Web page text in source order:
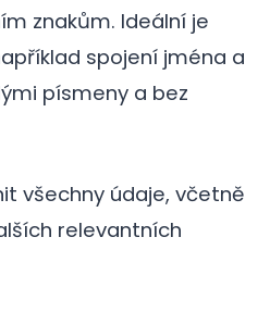
znakům. Ideální je
spojení jména a
písmeny a bez
všechny údaje, včetně
relevantních